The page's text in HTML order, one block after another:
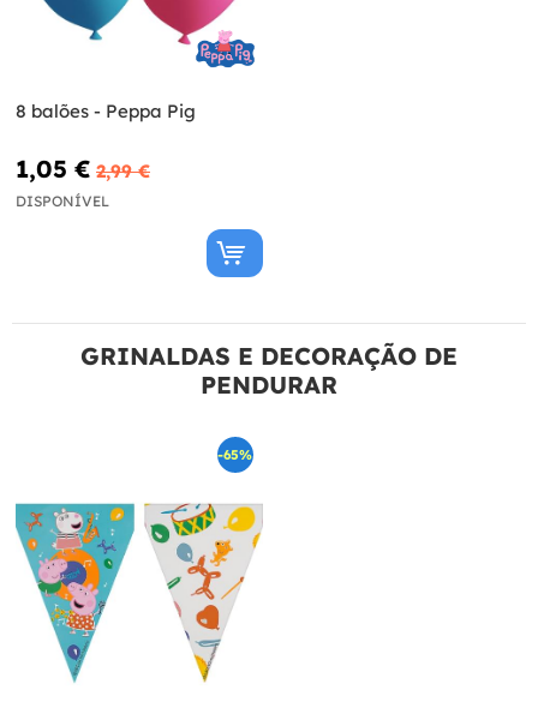
8 balões - Peppa Pig
1,05 € 2,99 €
DISPONÍVEL
GRINALDAS E DECORAÇÃO DE
PENDURAR
-65%